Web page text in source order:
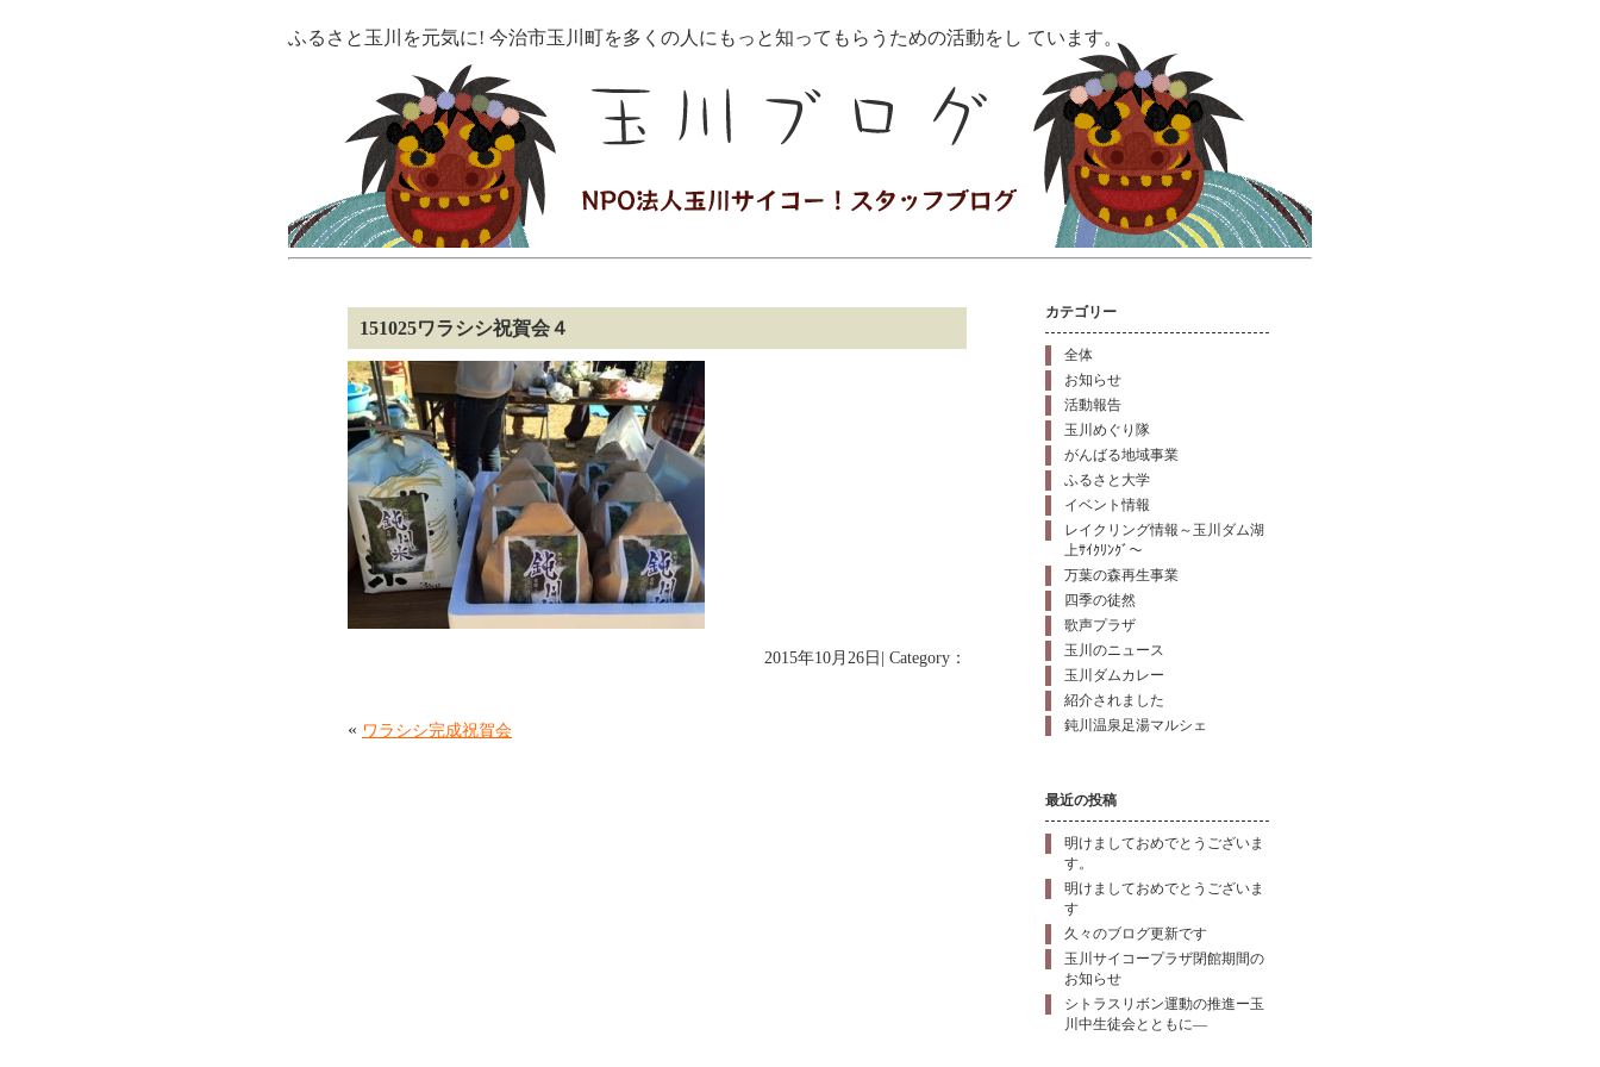
ふるさと玉川を元気に! 今治市玉川町を多くの人にもっと知ってもらうための活動をし ています。
151025ワラシシ祝賀会４
2015年10月26日| Category：
« ワラシシ完成祝賀会
カテゴリー
全体
お知らせ
活動報告
玉川めぐり隊
がんばる地域事業
ふるさと大学
イベント情報
レイクリング情報～玉川ダム湖
上ｻｲｸﾘﾝｸﾞ～
万葉の森再生事業
四季の徒然
歌声プラザ
玉川のニュース
玉川ダムカレー
紹介されました
鈍川温泉足湯マルシェ
最近の投稿
明けましておめでとうございま
す。
明けましておめでとうございま
す
久々のブログ更新です
玉川サイコープラザ閉館期間の
お知らせ
シトラスリボン運動の推進ー玉
川中生徒会とともに―